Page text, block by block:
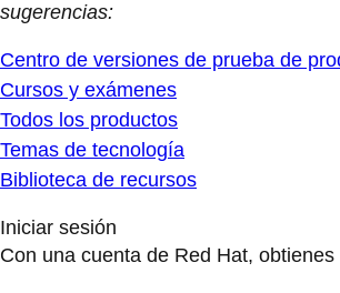
sugerencias:
Centro de versiones de prueba de
Cursos y exámenes
Todos los productos
Temas de tecnología
Biblioteca de recursos
Iniciar sesión
Con una cuenta de Red Hat, obtienes